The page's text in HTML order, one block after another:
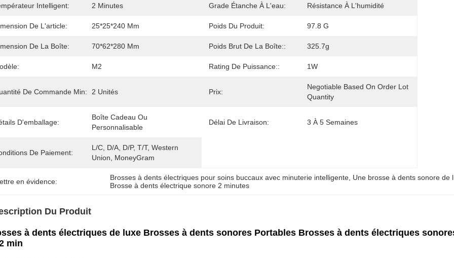
Intelligent: 2 Minutes Grade Étanche À L'eau: Résistance À L'humidité
De L'article: 25*25*240 Mm Poids Du Produit: 97.8 G
De La Boîte: 70*62*280 Mm Poids Brut De La Boîte:: 325.7g
M2 Rating De Puissance:: 1W
De Commande Min: 2 Unités Prix:
Negotiable Based On Order Lot
Quantity
D'emballage:
Boîte Cadeau Ou
Personnalisable
Délai De Livraison: 3 À 5 Semaines
De Paiement:
L/C, D/A, D/P, T/T, Western
Union, MoneyGram
en évidence: Brosses à dents électriques pour soins buccaux avec minuterie intelligente, Une brosse à dents sonore de
Brosse à dents électrique sonore 2 minutes
Du Produit
à dents électriques de luxe Brosses à dents sonores Portables Brosses à dents électriques
min